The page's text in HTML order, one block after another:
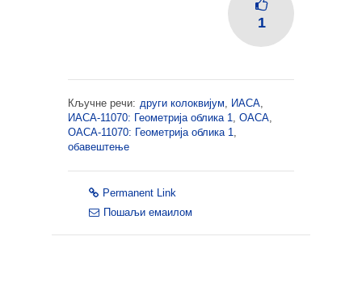
1
Кључне речи: други колоквијум, ИАСА,
ИАСА-11070: Геометрија облика 1, ОАСА,
ОАСА-11070: Геометрија облика 1,
обавештење
Permanent Link
Пошаљи емаилом